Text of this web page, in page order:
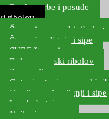
Feeder torbe i posude
ribolov
Štapovi za morski ribolov
Štapovi za lignje i sipe
SURF štapovi
Role za morski ribolov
Parangali
Gotovi setovi za morski
Varalice za lov lignji i sipe
Lov hobotnice
Najloni za more